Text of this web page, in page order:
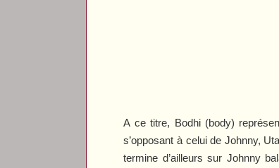
A ce titre, Bodhi (body)
s’opposant à celui de Johnny,
termine d’ailleurs sur Johnny